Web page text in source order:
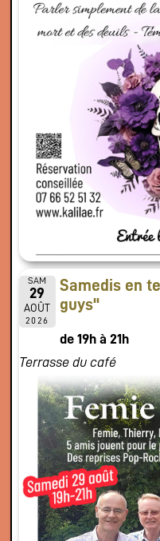
SAM
29
AOÛT
2026
Samedis en
guys"
de 19h à 21h
Terrasse du café